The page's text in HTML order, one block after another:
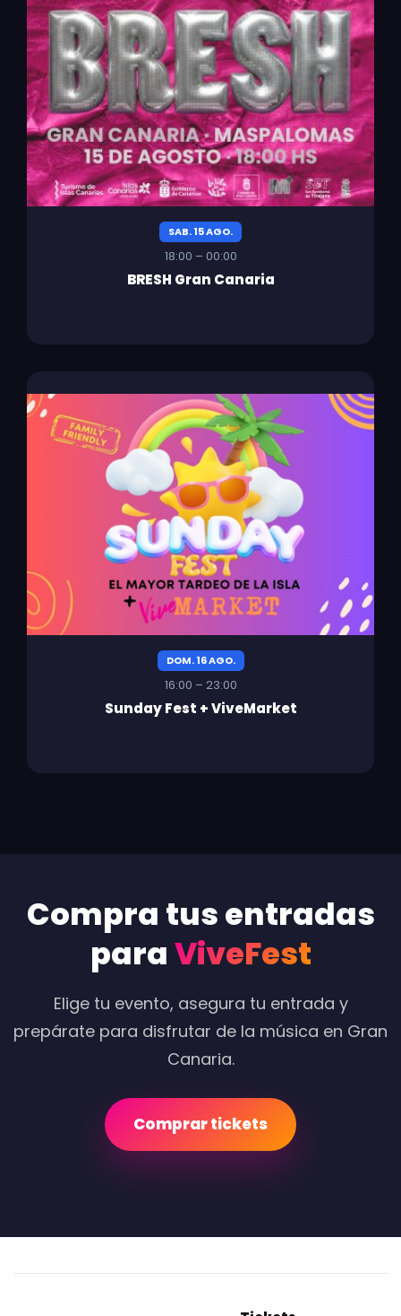
SAB. 15 AGO.
18:00 – 00:00
BRESH Gran Canaria
DOM. 16 AGO.
16:00 – 23:00
Sunday Fest + ViveMarket
Compra tus entradas
paraViveFest
Elige tu evento, asegura tu entrada y
prepárate para disfrutar de la música en Gran
Canaria.
Comprar tickets